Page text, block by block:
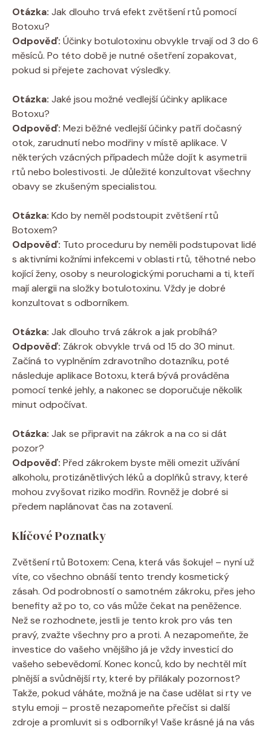
Otázka: Jak dlouho trvá efekt zvětšení rtů pomocí
Botoxu?
Odpověď: Účinky botulotoxinu obvykle trvají od 3 do 6
měsíců. Po této době je nutné ošetření zopakovat,
pokud si přejete zachovat výsledky.
Otázka: Jaké jsou možné vedlejší účinky aplikace
Botoxu?
Odpověď: Mezi běžné vedlejší účinky patří dočasný
otok, zarudnutí nebo modřiny v místě aplikace. V
některých vzácných případech může dojít k asymetrii
rtů nebo bolestivosti. Je důležité konzultovat všechny
obavy se zkušeným specialistou.
Otázka: Kdo by neměl podstoupit zvětšení rtů
Botoxem?
Odpověď: Tuto proceduru by neměli podstupovat lidé
s aktivními kožními infekcemi v oblasti rtů, těhotné nebo
kojící ženy, osoby s neurologickými poruchami a ti, kteří
mají alergii na složky botulotoxinu. Vždy je dobré
konzultovat s odborníkem.
Otázka: Jak dlouho trvá zákrok a jak probíhá?
Odpověď: Zákrok obvykle trvá od 15 do 30 minut.
Začíná to vyplněním zdravotního dotazníku, poté
následuje aplikace Botoxu, která bývá prováděna
pomocí tenké jehly, a nakonec se doporučuje několik
minut odpočívat.
Otázka: Jak se připravit na zákrok a na co si dát
pozor?
Odpověď: Před zákrokem byste měli omezit užívání
alkoholu, protizánětlivých léků a doplňků stravy, které
mohou zvyšovat riziko modřin. Rovněž je dobré si
předem naplánovat čas na zotavení.
Klíčové Poznatky
Zvětšení rtů Botoxem: Cena, která vás šokuje! – nyní už
víte, co všechno obnáší tento trendy kosmetický
zásah. Od podrobností o samotném zákroku, přes jeho
benefity až po to, co vás může čekat na peněžence.
Než se rozhodnete, jestli je tento krok pro vás ten
pravý, zvažte všechny pro a proti. A nezapomeňte, že
investice do vašeho vnějšího já je vždy investicí do
vašeho sebevědomí. Konec konců, kdo by nechtěl mít
plnější a svůdnější rty, které by přilákaly pozornost?
Takže, pokud váháte, možná je na čase udělat si rty ve
stylu emoji – prostě nezapomeňte přečíst si další
zdroje a promluvit si s odborníky! Vaše krásné já na vás